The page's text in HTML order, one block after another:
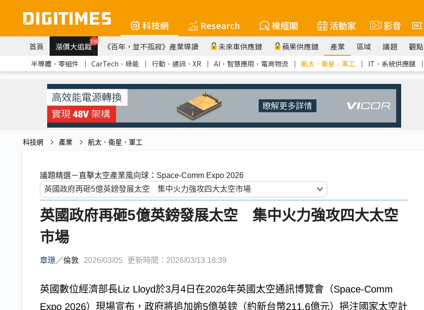
科技網 Research 椽經閣 活動家 影音
首頁 漲價大追蹤259 《百年，並不孤寂》產業導讀 未來車供應鏈 蘋果供應鏈 產業 區域 議題 觀點
半導體．零組件 ｜ CarTech．綠能 ｜ 行動．通訊．XR ｜ AI．智慧應用．電商物流 ｜ 航太．衛星．軍工 ｜ IT．系統供應鏈 ｜
科技網 產業 航太．衛星．軍工
議題精選－直擊太空產業風向球：Space-Comm Expo 2026
英國政府再砸5億英鎊發展太空 集中火力強攻四大太空
市場
章璟／倫敦 2026/03/05 更新時間：2026/03/13 18:39
英國數位經濟部長Liz Lloyd於3月4日在2026年英國太空通訊博覽會（Space-Comm
Expo 2026）現場宣布，政府將追加逾5億英鎊（約新台幣211.6億元）挹注國家太空計